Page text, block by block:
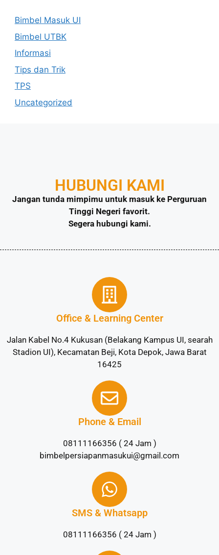
Bimbel Masuk UI
Bimbel UTBK
Informasi
Tips dan Trik
TPS
Uncategorized
HUBUNGI KAMI
Jangan tunda mimpimu untuk masuk ke Perguruan
Tinggi Negeri favorit.
Segera hubungi kami.
Office & Learning Center
Jalan Kabel No.4 Kukusan (Belakang Kampus UI, searah
Stadion UI), Kecamatan Beji, Kota Depok, Jawa Barat
16425
Phone & Email
08111166356 ( 24 Jam )
bimbelpersiapanmasukui@gmail.com
SMS & Whatsapp
08111166356 ( 24 Jam )